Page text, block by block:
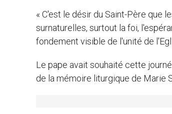
« C'est le désir du Saint-Père que
surnaturelles, surtout la foi,
fondement visible de l'unité de
Le pape avait souhaité cette
de la mémoire liturgique de Marie